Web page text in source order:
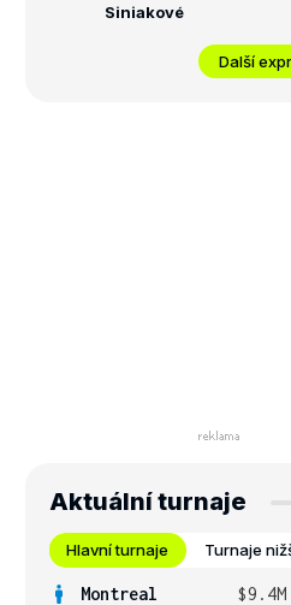
Siniakové
Další
Aktuální turnaje
Hlavní turnaje Turnaje
Montreal $9.4M